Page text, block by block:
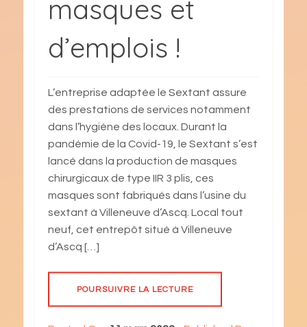
masques et
d’emplois !
L’entreprise adaptée le Sextant assure
des prestations de services notamment
dans l’hygiène des locaux. Durant la
pandémie de la Covid-19, le Sextant s’est
lancé dans la production de masques
chirurgicaux de type IIR 3 plis, ces
masques sont fabriqués dans l’usine du
sextant à Villeneuve d’Ascq. Local tout
neuf, cet entrepôt situé à Villeneuve
d’Ascq […]
POURSUIVRE LA LECTURE